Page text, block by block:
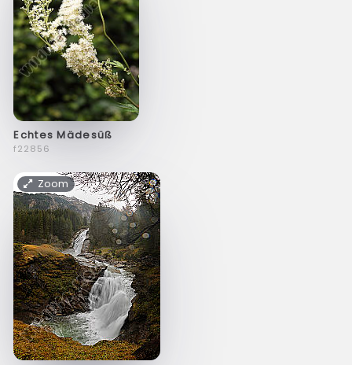
Echtes Mädesüß
f22856
Zoom